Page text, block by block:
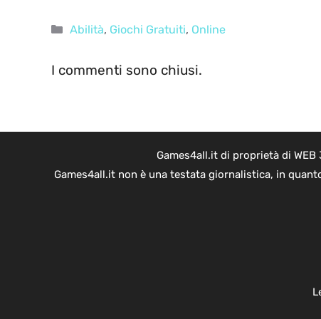
Categorie
Abilità, Giochi Gratuiti, Online
I commenti sono chiusi.
Games4all.it di proprietà di WEB
Games4all.it non è una testata giornalistica, in